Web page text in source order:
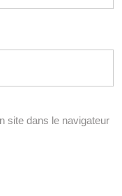
site dans le navigateur